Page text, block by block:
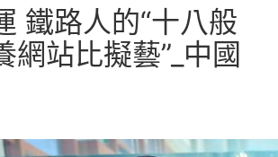
鐵路人的“十八般
網站比擬藝”_中國